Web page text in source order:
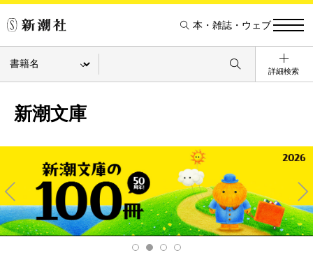
本・雑誌・ウェブ
詳細検索
新潮文庫
Pre
v
Ne
xt